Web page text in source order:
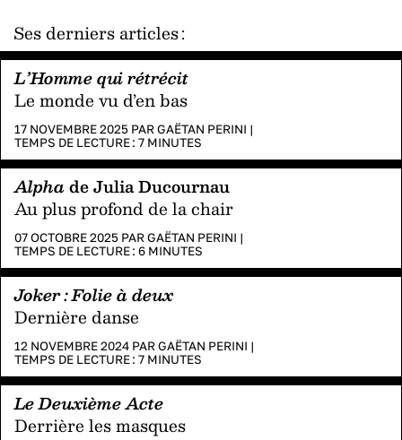
Ses derniers articles :
L’Homme qui rétrécit
Le monde vu d’en bas
17 NOVEMBRE 2025 PARGAËTAN PERINI |
TEMPS DE LECTURE : 7 MINUTES
Alphade Julia Ducournau
Au plus profond de la chair
07 OCTOBRE 2025 PARGAËTAN PERINI |
TEMPS DE LECTURE : 6 MINUTES
Joker : Folie à deux
Dernière danse
12 NOVEMBRE 2024 PARGAËTAN PERINI |
TEMPS DE LECTURE : 7 MINUTES
Le Deuxième Acte
Derrière les masques